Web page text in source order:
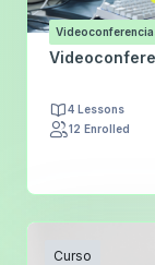
4 Lessons
12 Enrolled
Curso